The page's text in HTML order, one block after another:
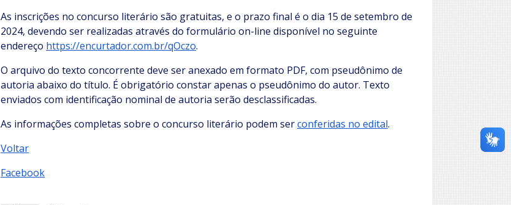
As inscrições no concurso literário são gratuitas, e o prazo final é o dia 15 de setembro de
2024, devendo ser realizadas através do formulário on-line disponível no seguinte
endereço https://encurtador.com.br/qOczo.
O arquivo do texto concorrente deve ser anexado em formato PDF, com pseudônimo de
autoria abaixo do título. É obrigatório constar apenas o pseudônimo do autor. Texto
enviados com identificação nominal de autoria serão desclassificadas.
As informações completas sobre o concurso literário podem serconferidas no edital.
Voltar
Facebook